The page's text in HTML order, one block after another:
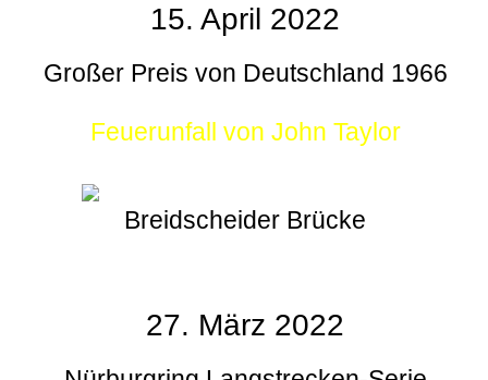
15. April 2022
Großer Preis von Deutschland 1966
Feuerunfall von John Taylor
Breidscheider Brücke
27. März 2022